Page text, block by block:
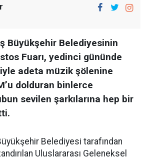
Büyükşehir Belediyesinin
Fuarı, yedinci gününde
adeta müzik şölenine
dolduran binlerce
sevilen şarkılarına hep bir
Belediyesi tarafından
Uluslararası Geleneksel